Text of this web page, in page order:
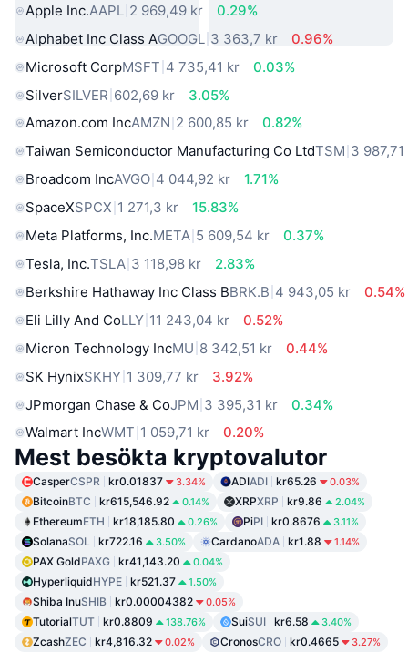
Apple Inc.AAPL 2 969,49 kr
0.29%
Alphabet Inc Class AGOOGL 3 363,7 kr
0.96%
Microsoft CorpMSFT 4 735,41 kr
0.03%
SilverSILVER 602,69 kr
3.05%
Amazon.com IncAMZN 2 600,85 kr
0.82%
Taiwan Semiconductor Manufacturing Co LtdTSM 3
Broadcom IncAVGO 4 044,92 kr
1.71%
SpaceXSPCX 1 271,3 kr
15.83%
Meta Platforms, Inc.META 5 609,54 kr
0.37%
Tesla, Inc.TSLA 3 118,98 kr
2.83%
Berkshire Hathaway Inc Class BBRK.B 4 943,05 kr
0.54%
Eli Lilly And CoLLY 11 243,04 kr
0.52%
Micron Technology IncMU 8 342,51 kr
0.44%
SK HynixSKHY 1 309,77 kr
3.92%
JPmorgan Chase & CoJPM 3 395,31 kr
0.34%
Walmart IncWMT 1 059,71 kr 0.20%
Mest besökta kryptovalutor
CasperCSPR kr0.01837 3.34% ADIADI kr65.26 0.03%
BitcoinBTC kr615,546.92 0.14% XRPXRP kr9.86 2.04%
EthereumETH kr18,185.80 0.26% PiPI kr0.8676 3.11%
SolanaSOL kr722.16 3.50% CardanoADA kr1.88 1.14%
PAX GoldPAXG kr41,143.20 0.04%
HyperliquidHYPE kr521.37 1.50%
Shiba InuSHIB kr0.00004382 0.05%
TutorialTUT kr0.8809 138.76% SuiSUI kr6.58 3.40%
ZcashZEC kr4,816.32 0.02% CronosCRO kr0.4665 3.27%